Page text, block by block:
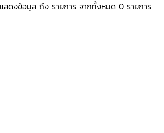
แสดงข้อมูล ถึง รายการ จากทั้งหมด 0 รายการ